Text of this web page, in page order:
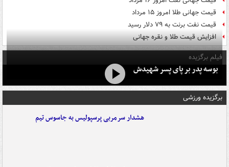
قیمت جهانی طلا امروز ۱۵ مرداد
قیمت نفت برنت به ۷۹ دلار رسید
افزایش قیمت طلا و نقره جهانی
فیلم برگزیده
بوسه‌ پدر بر پای پسر شهیدش
برگزیده ورزشی
هشدار سرمربی پرسپولیس به جاسوس تیم